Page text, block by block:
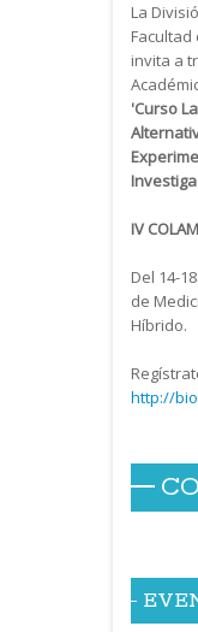
La
Facultad
invita a
'Curso
IV
Del 14-
de
Híbrido.
http://